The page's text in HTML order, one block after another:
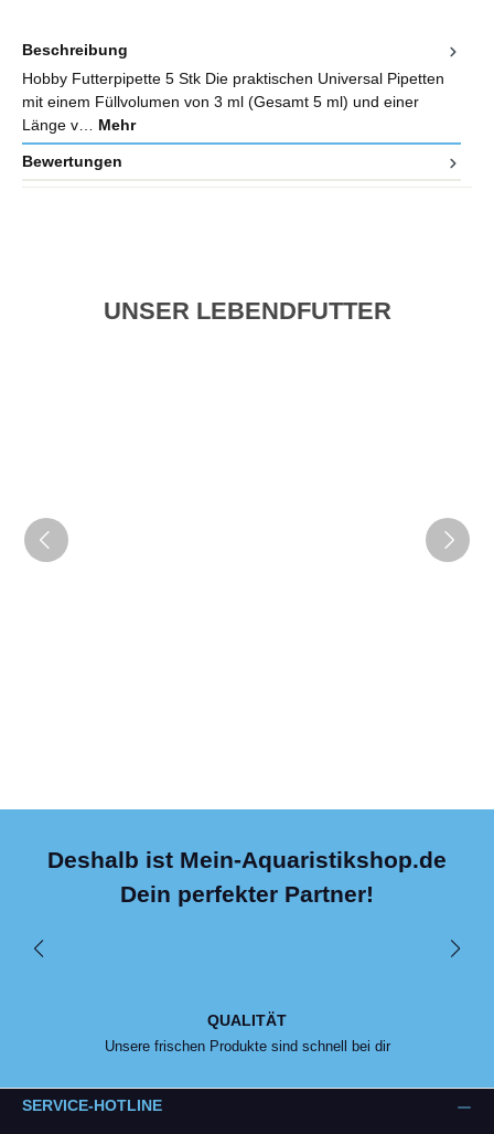
Beschreibung
Hobby Futterpipette 5 Stk Die praktischen Universal Pipetten
mit einem Füllvolumen von 3 ml (Gesamt 5 ml) und einer
Länge v… Mehr
Bewertungen
UNSER LEBENDFUTTER
Deshalb ist Mein-Aquaristikshop.de
Dein perfekter Partner!
QUALITÄT
Unsere frischen Produkte sind schnell bei dir
SERVICE-HOTLINE